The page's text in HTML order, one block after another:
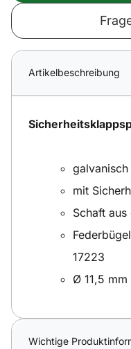
Artikelbeschreibung
mit
Schaft
17223
Ø 11,5 mm
Wichtige